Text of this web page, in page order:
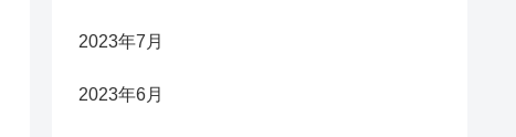
2023年7月
2023年6月